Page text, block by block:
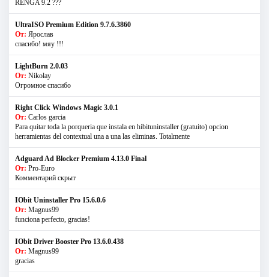
RENGA 9.2 ???
UltraISO Premium Edition 9.7.6.3860
От: Ярослав
спасибо! мяу !!!
LightBurn 2.0.03
От: Nikolay
Огромное спасибо
Right Click Windows Magic 3.0.1
От: Carlos garcia
Para quitar toda la porqueria que instala en hibituninstaller (gratuito) opcion
herramientas del contextual una a una las eliminas. Totalmente
Adguard Ad Blocker Premium 4.13.0 Final
От: Pro-Euro
Комментарий скрыт
IObit Uninstaller Pro 15.6.0.6
От: Magnus99
funciona perfecto, gracias!
IObit Driver Booster Pro 13.6.0.438
От: Magnus99
gracias